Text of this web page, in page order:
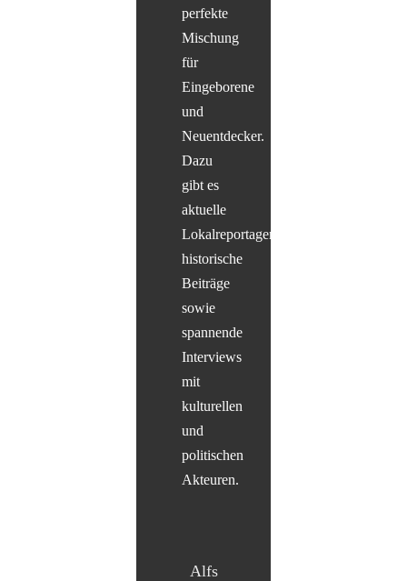
perfekte
Mischung
für
Eingeborene
und
Neuentdecker.
Dazu
gibt es
aktuelle
Lokalreportagen,
historische
Beiträge
sowie
spannende
Interviews
mit
kulturellen
und
politischen
Akteuren.
Alfs